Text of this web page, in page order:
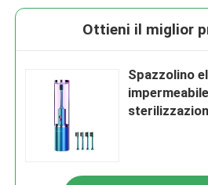
Ottieni il miglior
Spazzolino